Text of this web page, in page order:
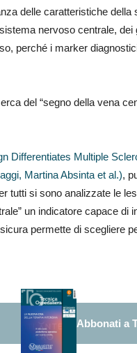
delle caratteristiche
nervoso centrale,
perché i marker
del “segno della vena
Differentiates Multiple
Martina Absinta et al.),
tutti si sono analizzate le
un indicatore capace
permette di scegliere
Abbonati a